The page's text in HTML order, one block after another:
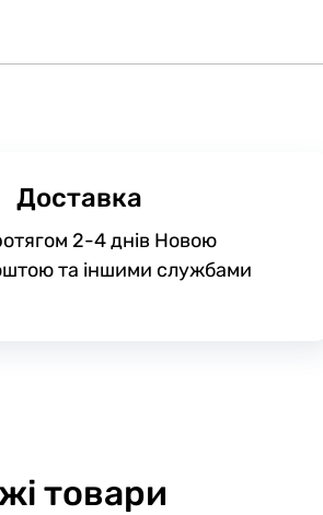
Доставка
2-4 днів Новою
та іншими службами
товари